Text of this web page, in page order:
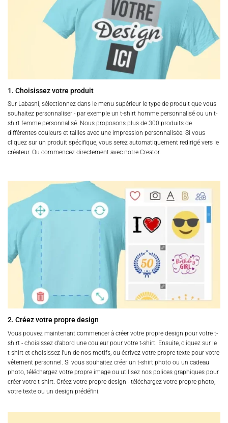
1. Choisissez votre produit
Sur Labasni, sélectionnez dans le menu supérieur le type de produit que vous
souhaitez personnaliser - par exemple un t-shirt homme personnalisé ou un t-
shirt femme personnalisé. Nous proposons plus de 300 produits de
différentes couleurs et tailles avec une impression personnalisée. Si vous
cliquez sur un produit spécifique, vous serez automatiquement redirigé vers le
créateur. Ou commencez directement avec notre Creator.
2. Créez votre propre design
Vous pouvez maintenant commencer à créer votre propre design pour votre t-
shirt - choisissez d'abord une couleur pour votre t-shirt. Ensuite, cliquez sur le
t-shirt et choisissez l'un de nos motifs, ou écrivez votre propre texte pour votre
vêtement personnel. Si vous souhaitez créer un t-shirt photo ou un cadeau
photo, téléchargez votre propre image ou utilisez nos polices graphiques pour
créer votre t-shirt. Créez votre propre design - téléchargez votre propre photo,
votre texte ou un design prédéfini.